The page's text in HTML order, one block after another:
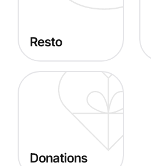
Resto
Donations